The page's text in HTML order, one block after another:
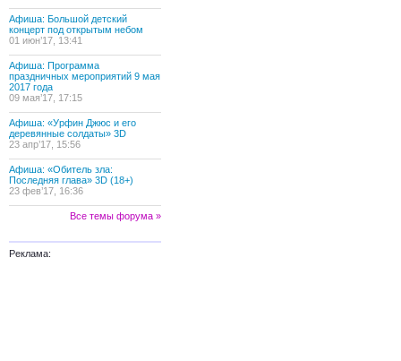
Афиша: Большой детский
концерт под открытым небом
01 июн’17, 13:41
Афиша: Программа
праздничных мероприятий 9 мая
2017 года
09 мая’17, 17:15
Афиша: «Урфин Джюс и его
деревянные солдаты» 3D
23 апр’17, 15:56
Афиша: «Обитель зла:
Последняя глава» 3D (18+)
23 фев’17, 16:36
Все темы форума »
Реклама: